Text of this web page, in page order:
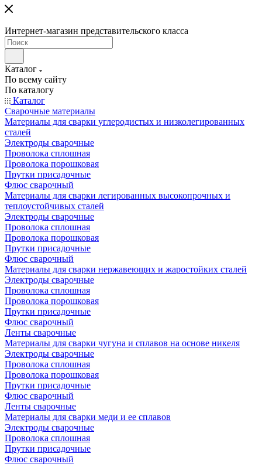
Интернет-магазин представительского класса
Каталог
По всему сайту
По каталогу
Каталог
Сварочные материалы
Материалы для сварки углеродистых и низколегированных
сталей
Электроды сварочные
Проволока сплошная
Проволока порошковая
Прутки присадочные
Флюс сварочный
Материалы для сварки легированных высокопрочных и
теплоустойчивых сталей
Электроды сварочные
Проволока сплошная
Проволока порошковая
Прутки присадочные
Флюс сварочный
Материалы для сварки нержавеющих и жаростойких сталей
Электроды сварочные
Проволока сплошная
Проволока порошковая
Прутки присадочные
Флюс сварочный
Ленты сварочные
Материалы для сварки чугуна и сплавов на основе никеля
Электроды сварочные
Проволока сплошная
Проволока порошковая
Прутки присадочные
Флюс сварочный
Ленты сварочные
Материалы для сварки меди и ее сплавов
Электроды сварочные
Проволока сплошная
Прутки присадочные
Флюс сварочный